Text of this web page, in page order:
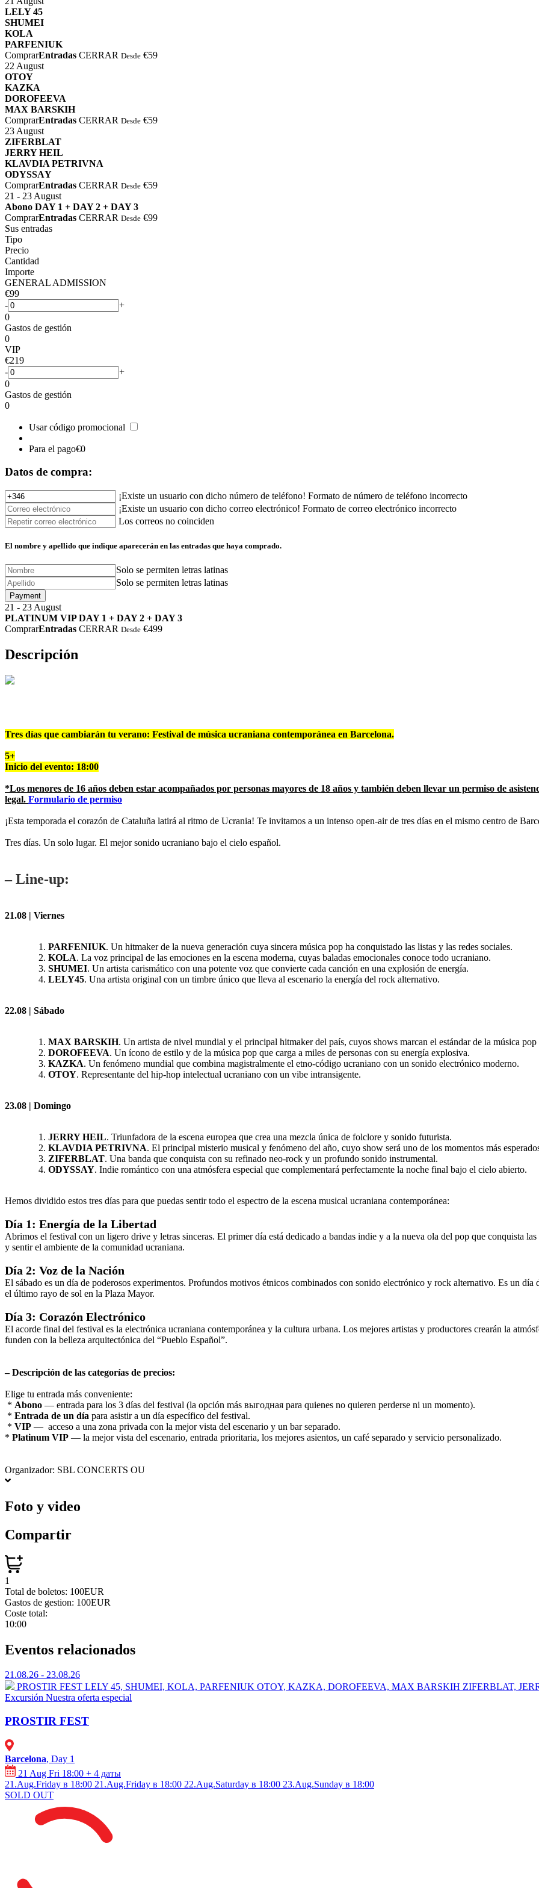
⁠⁠LELY 45
⁠SHUMEI
⁠KOLA
⁠⁠PARFENIUK
ComprarEntradas CERRAR Desde €59
22 August
OTOY
KAZKA
DOROFEEVA
MAX BARSKIH
ComprarEntradas CERRAR Desde €59
23 August
⁠ZIFERBLAT
⁠JERRY HEIL
⁠⁠KLAVDIA PETRIVNA
⁠ODYSSАY
ComprarEntradas CERRAR Desde €59
21 - 23 August
⁠Abono DAY 1 + DAY 2 + DAY 3
ComprarEntradas CERRAR Desde €99
Sus entradas
Tipo
Precio
Cantidad
Importe
GENERAL ADMISSION
€99
-
+
0
Gastos de gestión
0
VIP
€219
-
+
0
Gastos de gestión
0
Usar código promocional
Para el pago€0
Datos de compra:
¡Existe un usuario con dicho número de teléfono! Formato de número de teléfono incorrecto
¡Existe un usuario con dicho correo electrónico! Formato de correo electrónico incorrecto
Los correos no coinciden
El nombre y apellido que indique aparecerán en las entradas que haya comprado.
Solo se permiten letras latinas
Solo se permiten letras latinas
Payment
21 - 23 August
⁠PLATINUM VIP DAY 1 + DAY 2 + DAY 3
ComprarEntradas CERRAR Desde €499
Descripción
Tres días que cambiarán tu verano: Festival de música ucraniana contemporánea en Barcelona.
5+
Inicio del evento: 18:00
*Los menores de 16 años deben estar acompañados por personas mayores de 18 años y también deben llevar un permiso de
legal. Formulario de permiso
¡Esta temporada el corazón de Cataluña latirá al ritmo de Ucrania! Te invitamos a un intenso open-air de tres días en el mismo centro de
Tres días. Un solo lugar. El mejor sonido ucraniano bajo el cielo español.
– Line-up:
21.08 | Viernes
PARFENIUK. Un hitmaker de la nueva generación cuya sincera música pop ha conquistado las listas y las redes sociales.
KOLA. La voz principal de las emociones en la escena moderna, cuyas baladas emocionales conoce todo ucraniano.
SHUMEI. Un artista carismático con una potente voz que convierte cada canción en una explosión de energía.
LELY45. Una artista original con un timbre único que lleva al escenario la energía del rock alternativo.
22.08 | Sábado
MAX BARSKIH. Un artista de nivel mundial y el principal hitmaker del país, cuyos shows marcan el estándar de la música pop
DOROFEEVA. Un ícono de estilo y de la música pop que carga a miles de personas con su energía explosiva.
KAZKA. Un fenómeno mundial que combina magistralmente el etno-código ucraniano con un sonido electrónico moderno.
OTOY. Representante del hip-hop intelectual ucraniano con un vibe intransigente.
23.08 | Domingo
JERRY HEIL. Triunfadora de la escena europea que crea una mezcla única de folclore y sonido futurista.
KLAVDIA PETRIVNA. El principal misterio musical y fenómeno del año, cuyo show será uno de los momentos más
ZIFERBLAT. Una banda que conquista con su refinado neo-rock y un profundo sonido instrumental.
ODYSSAY. Indie romántico con una atmósfera especial que complementará perfectamente la noche final bajo el cielo abierto.
Hemos dividido estos tres días para que puedas sentir todo el espectro de la escena musical ucraniana contemporánea:
Día 1: Energía de la Libertad
Abrimos el festival con un ligero drive y letras sinceras. El primer día está dedicado a bandas indie y a la nueva ola del pop que conquista
y sentir el ambiente de la comunidad ucraniana.
Día 2: Voz de la Nación
El sábado es un día de poderosos experimentos. Profundos motivos étnicos combinados con sonido electrónico y rock alternativo. Es un
el último rayo de sol en la Plaza Mayor.
Día 3: Corazón Electrónico
El acorde final del festival es la electrónica ucraniana contemporánea y la cultura urbana. Los mejores artistas y productores crearán la
funden con la belleza arquitectónica del “Pueblo Español”.
– Descripción de las categorías de precios:
Elige tu entrada más conveniente:
* Abono — entrada para los 3 días del festival (la opción más выгодная para quienes no quieren perderse ni un momento).
* Entrada de un día para asistir a un día específico del festival.
* VIP — acceso a una zona privada con la mejor vista del escenario y un bar separado.
* Platinum VIP — la mejor vista del escenario, entrada prioritaria, los mejores asientos, un café separado y servicio personalizado.
Organizador: SBL CONCERTS OU
Foto y video
Compartir
1
Total de boletos: 100EUR
Gastos de gestion: 100EUR
Coste total:
10:00
Eventos relacionados
21.08.26 - 23.08.26
PROSTIR FEST ⁠LELY 45, ⁠SHUMEI,⁠ ⁠KOLA, ⁠⁠PARFENIUK OTOY, KAZKA, DOROFEEVA, MAX BARSKIH ⁠ZIFERBLAT,
Excursión Nuestra oferta especial
PROSTIR FEST
Barcelona, Day 1
21 Aug Fri 18:00 + 4 даты
21.Aug.Friday в 18:00 21.Aug.Friday в 18:00 22.Aug.Saturday в 18:00 23.Aug.Sunday в 18:00
SOLD OUT